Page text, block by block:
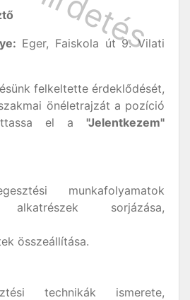
Eger, Faiskola út 9. Vilati
felkeltette érdeklődését,
önéletrajzát a pozíció
el a "Jelentkezem"
munkafolyamatok
alkatrészek sorjázása,
összeállítása.
technikák ismerete,